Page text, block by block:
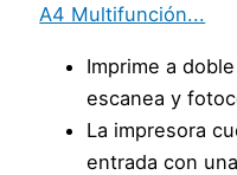
A4 Multifunción...
Imprime a
escanea y
La impresora
entrada con